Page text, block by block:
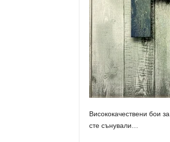
g
Висококачествени бои
сте сънували…